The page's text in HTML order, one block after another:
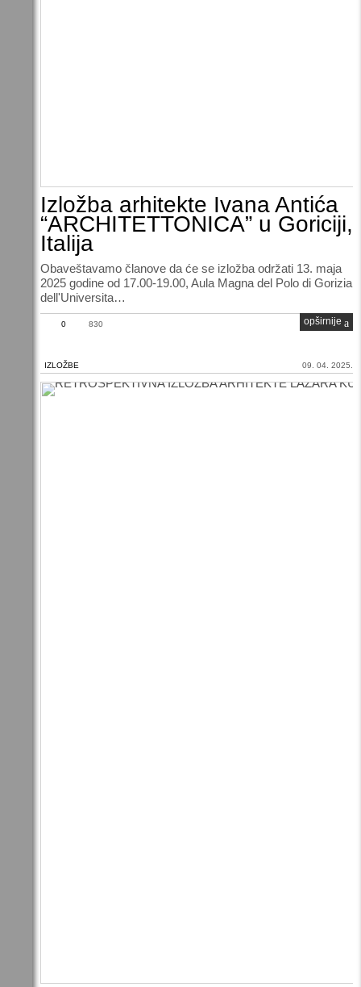
Izložba arhitekte Ivana Antića
“ARCHITETTONICA” u Goriciji,
Italija
Obaveštavamo članove da će se izložba održati 13. maja
2025 godine od 17.00-19.00, Aula Magna del Polo di Gorizia
dell'Universita…
0 830 opširnije
IZLOŽBE 09. 04. 2025.